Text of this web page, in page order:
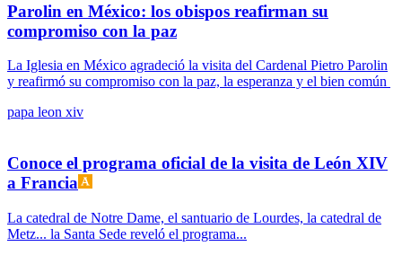
Parolin en México: los obispos reafirman su
compromiso con la paz
La Iglesia en México agradeció la visita del Cardenal Pietro Parolin
y reafirmó su compromiso con la paz, la esperanza y el bien común
papa leon xiv
Conoce el programa oficial de la visita de León XIV
a Francia
La catedral de Notre Dame, el santuario de Lourdes, la catedral de
Metz... la Santa Sede reveló el programa...